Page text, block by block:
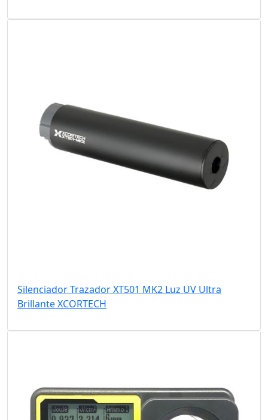
Silenciador Trazador XT501 MK2 Luz UV Ultra
Brillante XCORTECH